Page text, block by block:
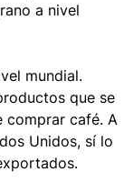
a nivel
mundial.
que se
comprar café. A
Unidos, sí lo